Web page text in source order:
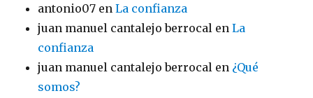
antonio07 enLa confianza
juan manuel cantalejo berrocal enLa
confianza
juan manuel cantalejo berrocal en ¿Qué
somos?